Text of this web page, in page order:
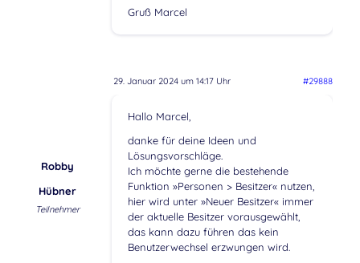
Gruß Marcel
29. Januar 2024 um 14:17 Uhr #29888
Robby
Hübner
Teilnehmer
Hallo Marcel,
danke für deine Ideen und
Lösungsvorschläge.
Ich möchte gerne die bestehende
Funktion »Personen > Besitzer« nutzen,
hier wird unter »Neuer Besitzer« immer
der aktuelle Besitzer vorausgewählt,
das kann dazu führen das kein
Benutzerwechsel erzwungen wird.